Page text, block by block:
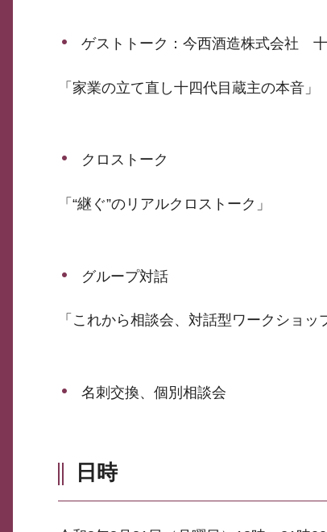
ゲストトーク：今西酒造株式会社
「家業の立て直し十四代目蔵主の本音」
クロストーク
「“継ぐ”のリアルクロストーク」
グループ対話
「これから相談会、対話型ワークショッ
名刺交換、個別相談会
日時